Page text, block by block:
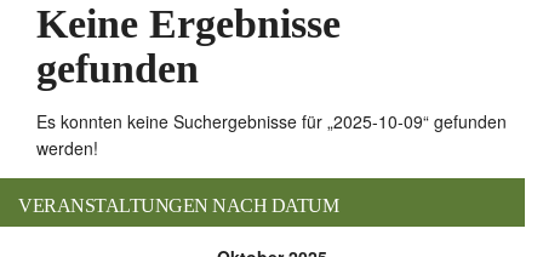
Keine Ergebnisse
gefunden
Es konnten keine Suchergebnisse für „2025-10-09“ gefunden
werden!
VERANSTALTUNGEN NACH DATUM